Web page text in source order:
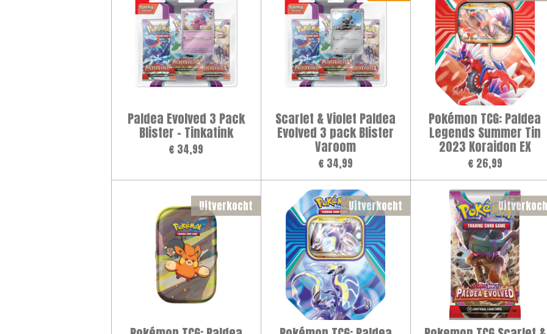
Paldea Evolved 3 Pack
Blister – Tinkatink
€ 34,99
Scarlet & Violet Paldea
Evolved 3 pack Blister
Varoom
€ 34,99
Pokémon TCG: Paldea
Legends Summer Tin
2023 Koraidon EX
€ 26,99
Uitverkocht Uitverkocht